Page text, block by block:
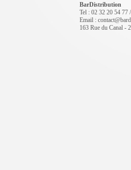
BarDistribution
Tel : 02 32 20 54 77
Email :
163 Rue du Canal -